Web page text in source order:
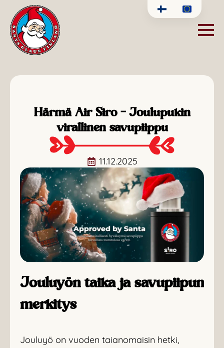
Härmä Air Siro – Joulupukin
virallinen savupiippu
11.12.2025
Jouluyön taika ja savupiipun
merkitys
Jouluyö on vuoden taianomaisin hetki,